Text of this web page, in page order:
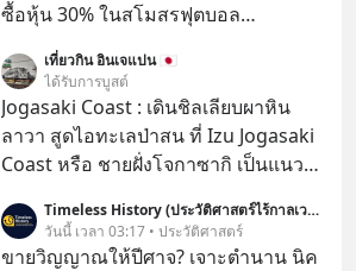
ซื้อหุ้น 30% ในสโมสรฟุตบอล
กลุ่มนักลงทุนที่มี เจฟฟ์ เบโซส์ (Jeff
Bezos) มหาเศรษฐีและผู้ก่อตั้ง
Amazon กับอามิต ภาเทีย (Amit
Bhatia) นักธุรกิจชาวอังกฤษเชื้อสาย
(Eduardo Saverin) ผู้ร่วมก่อตั้ง
Facebook ร่วมอยู่ด้วย
เที่ยวกิน อินเจแปน 🇯🇵
ได้รับการบูสต์
Jogasaki Coast : เดินชิลเลียบผาหิน
ลาวา สูดไอทะเลป่าสน ที่ Izu Jogasaki
Coast หรือ ชายฝั่งโจกาซากิ เป็นแนว
9 กิโลเมตร ที่เมืองอิโตะ จังหวัดชิสึโอ
กะ
Timeless History (ประวัติศาสตร์ไร้กาลเวลา)
วันนี้ เวลา 03:17 • ประวัติศาสตร์
ขายวิญญาณให้ปีศาจ? เจาะตำนาน นิค